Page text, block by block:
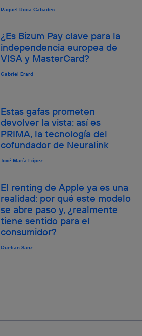
Raquel Roca Cabades
¿Es Bizum Pay clave para la
independencia europea de
VISA y MasterCard?
Gabriel Erard
Estas gafas prometen
devolver la vista: así es
PRIMA, la tecnología del
cofundador de Neuralink
José María López
El renting de Apple ya es una
realidad: por qué este modelo
se abre paso y, ¿realmente
tiene sentido para el
consumidor?
Quelian Sanz